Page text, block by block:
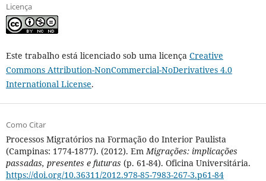
Licença
Este trabalho está licenciado sob uma licença Creative
Commons Attribution-NonCommercial-NoDerivatives 4.0
International License.
Como Citar
Processos Migratórios na Formação do Interior Paulista
(Campinas: 1774-1877). (2012). Em Migrações: implicações
passadas, presentes e futuras (p. 61-84). Oficina Universitária.
https://doi.org/10.36311/2012.978-85-7983-267-3.p61-84